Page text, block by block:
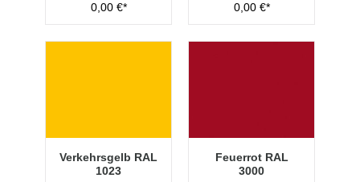
0,00 €*
0,00 €*
Verkehrsgelb RAL
1023
Feuerrot RAL
3000